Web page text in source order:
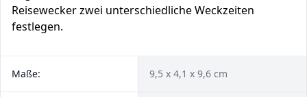
Reisewecker zwei unterschiedliche Weckzeiten
festlegen.
Maße: 9,5 x 4,1 x 9,6 cm